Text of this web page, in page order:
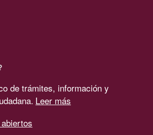
de trámites, información y
Leer más